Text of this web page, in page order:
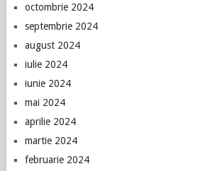
octombrie 2024
septembrie 2024
august 2024
iulie 2024
iunie 2024
mai 2024
aprilie 2024
martie 2024
februarie 2024